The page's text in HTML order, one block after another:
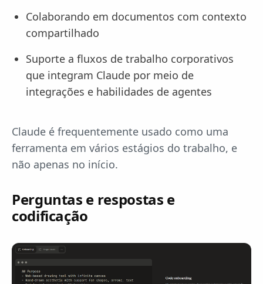
Colaborando em documentos com contexto
compartilhado
Suporte a fluxos de trabalho corporativos
que integram Claude por meio de
integrações e habilidades de agentes
Claude é frequentemente usado como uma
ferramenta em vários estágios do trabalho, e
não apenas no início.
Perguntas e respostas e
codificação